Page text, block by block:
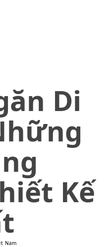
Di
Kế
Nam